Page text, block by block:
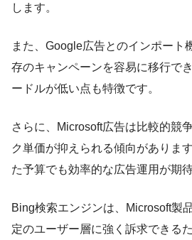
します。
また、Google広告とのインポート
存のキャンペーンを容易に移行で
ードルが低い点も特徴です。
さらに、Microsoft広告は比較的競
ク単価が抑えられる傾向がありま
た予算でも効率的な広告運用が期
Bing検索エンジンは、Microsoft製
定のユーザー層に強く訴求できる